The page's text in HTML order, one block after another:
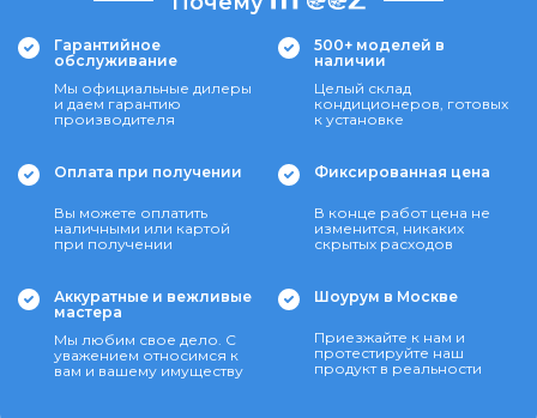
Гарантийное
обслуживание
Мы официальные дилеры
и даем гарантию
производителя
500+ моделей в
наличии
Целый склад
кондиционеров, готовых
к установке
Оплата при получении
Вы можете оплатить
наличными или картой
при получении
Фиксированная цена
В конце работ цена не
изменится, никаких
скрытых расходов
Аккуратные и вежливые
мастера
Мы любим свое дело. С
уважением относимся к
вам и вашему имуществу
Шоурум в Москве
Приезжайте к нам и
протестируйте наш
продукт в реальности